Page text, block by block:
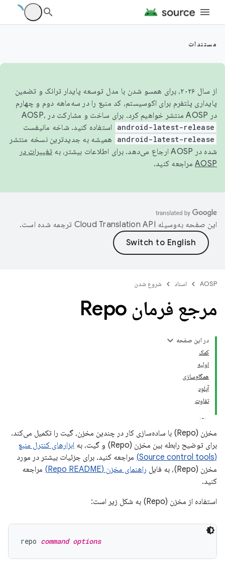
مستندات
از سال ۲۰۲۶، برای همسو شدن با مدل توسعه پایدار ترانک و تضمین
پایداری پلتفرم برای اکوسیستم، کد منبع را در سه‌ماهه دوم و چهارم
در AOSP منتشر خواهیم کرد. برای ساخت و مشارکت در AOSP،
android-latest-release استفاده کنید. شاخه مانیفست
android-latest-release
همیشه به جدیدترین نسخه منتشر
شده در AOSP ارجاع می‌دهد. برای اطلاعات بیشتر، به
تغییرات در
AOSP مراجعه کنید.
این صفحه به‌وسیله ترجمه شده است.
AOSP اسناد شروع شدن
مرجع فرمان Repo
در این صفحه
کمک
اولیه
همگام‌سازی
آپلود
تفاوت
مخزن (Repo) با ساده‌سازی کار در چندین مخزن، گیت را تکمیل می‌کند.
برای توضیح رابطه بین مخزن (Repo) و گیت، به
ابزارهای کنترل منبع
(Source control tools)
مراجعه کنید. برای جزئیات بیشتر در مورد
مخزن (Repo)، به فایل
راهنمای مخزن (Repo README)
مراجعه
کنید.
استفاده از مخزن (Repo) به شکل زیر است:
repo command options